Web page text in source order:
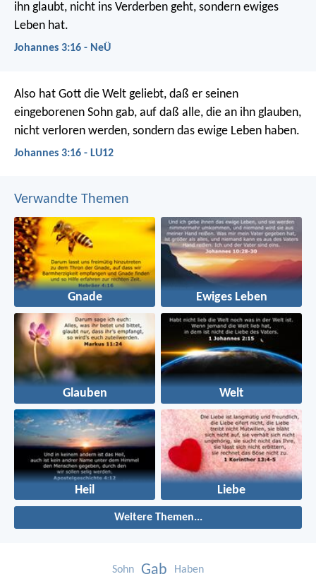
ihn glaubt, nicht ins Verderben geht, sondern ewiges
Leben hat.
Johannes 3:16 - NeÜ
Also hat Gott die Welt geliebt, daß er seinen
eingeborenen Sohn gab, auf daß alle, die an ihn glauben,
nicht verloren werden, sondern das ewige Leben haben.
Johannes 3:16 - LU12
Verwandte Themen
Gnade Ewiges Leben
Glauben Welt
Heil Liebe
Weitere Themen...
Sohn Gab Haben